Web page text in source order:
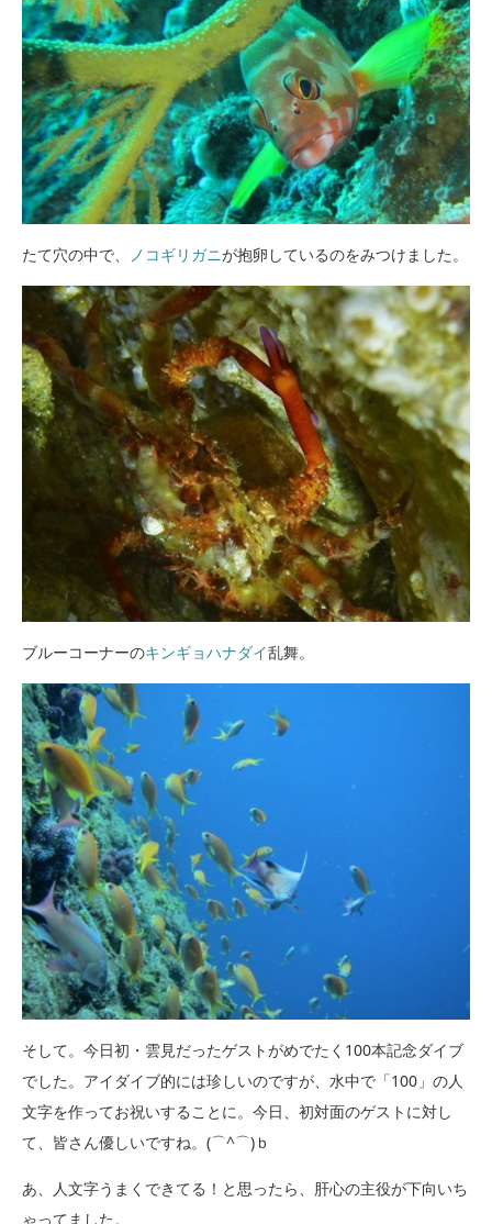
たて穴の中で、 ノコギリガニが抱卵しているのをみつけました。
ブルーコーナーのキンギョハナダイ乱舞。
そして。今日初・雲見だったゲストがめでたく100本記念ダイブ
でした。アイダイブ的には珍しいのですが、水中で「100」の人
文字を作ってお祝いすることに。今日、初対面のゲストに対し
て、皆さん優しいですね。(⌒^⌒)ｂ
あ、人文字うまくできてる！と思ったら、肝心の主役が下向いち
ゃってました。